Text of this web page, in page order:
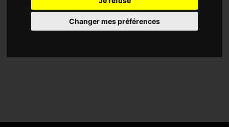
Changer mes préférences
Amplificateurs
Packs